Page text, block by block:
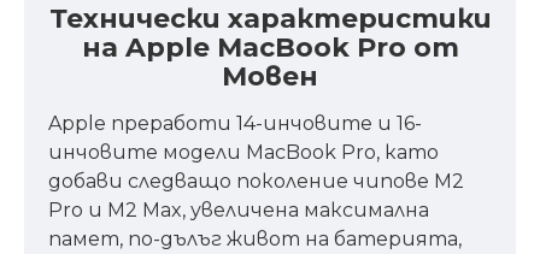
Технически характеристики
на Apple MacBook Pro от
Мовен
Apple преработи 14-инчовите и 16-
инчовите модели MacBook Pro, като
добави следващо поколение чипове M2
Pro и M2 Max, увеличена максимална
памет, по-дълъг живот на батерията,